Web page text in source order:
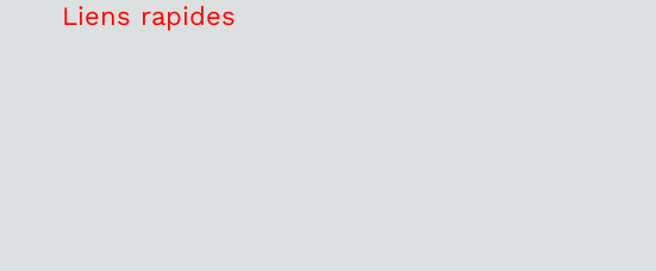
Liens rapides